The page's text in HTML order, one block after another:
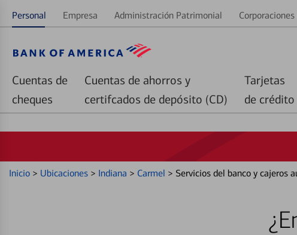
Personal Empresa Administración Patrimonial
Cuentas de
cheques
Cuentas de ahorros y
certifcados de depósito (CD)
Tarjetas
de crédito
Inicio > Ubicaciones > Indiana > Carmel > Servicios del banco y cajeros